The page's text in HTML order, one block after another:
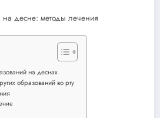
на деснах
образований во рту